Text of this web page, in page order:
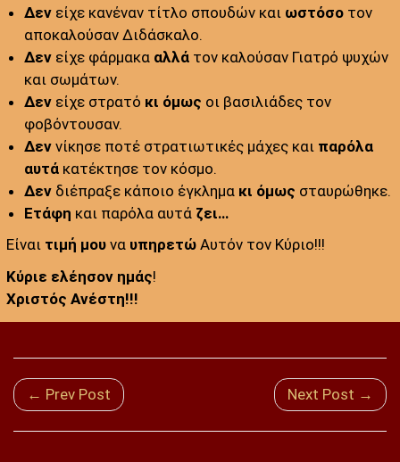
Δενείχε κανέναν τίτλο σπουδών και ωστόσοτον
αποκαλούσαν Διδάσκαλο.
Δενείχε φάρμακα αλλάτον καλούσαν Γιατρό ψυχών
και σωμάτων.
Δενείχε στρατό κι όμως οι βασιλιάδες τον
φοβόντουσαν.
Δεννίκησε ποτέ στρατιωτικές μάχες και παρόλα
αυτάκατέκτησε τον κόσμο.
Δενδιέπραξε κάποιο έγκλημα κι όμως σταυρώθηκε.
Ετάφη και παρόλα αυτά ζει…
Είναι τιμή μουνα υπηρετώΑυτόν τον Κύριο!!!
Κύριε ελέησον ημάς!
Χριστός Ανέστη!!!
← Prev Post Next Post →